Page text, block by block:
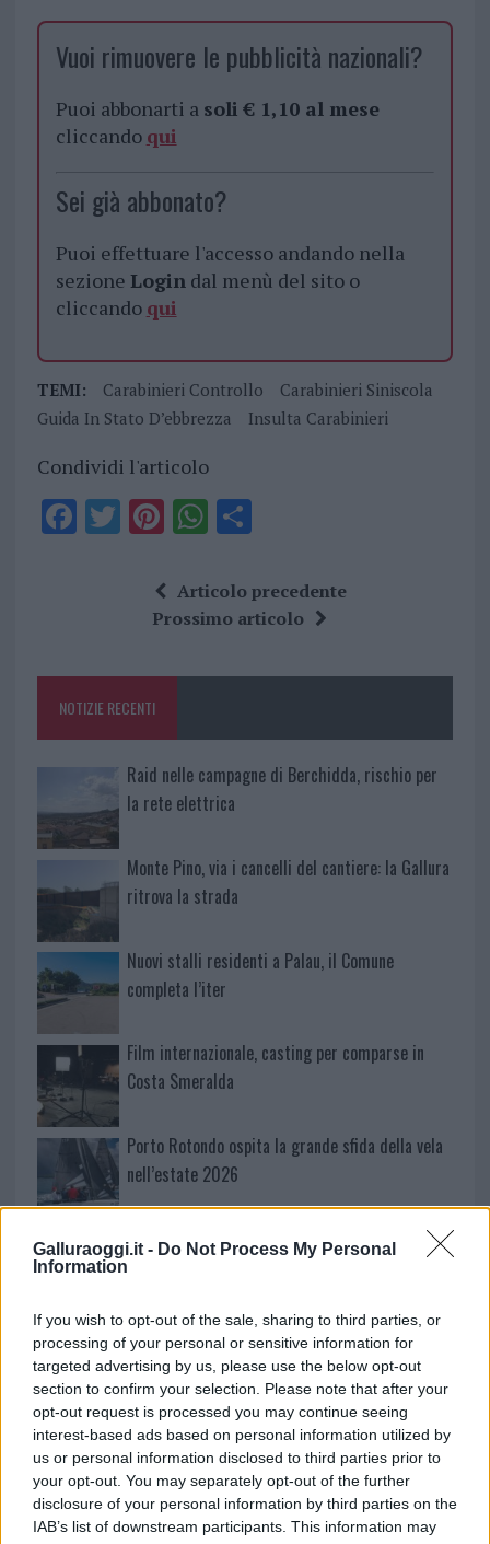
Galluraoggi.it - Do Not Process My Personal
Information
If you wish to opt-out of the sale, sharing to third parties, or
processing of your personal or sensitive information for
targeted advertising by us, please use the below opt-out
section to confirm your selection. Please note that after your
opt-out request is processed you may continue seeing
interest-based ads based on personal information utilized by
us or personal information disclosed to third parties prior to
your opt-out. You may separately opt-out of the further
disclosure of your personal information by third parties on the
IAB’s list of downstream participants. This information may
Vuoi rimuovere le pubblicità nazionali?
Puoi abbonarti a soli € 1,10 al mese
cliccando qui
Sei già abbonato?
Puoi effettuare l'accesso andando nella
sezione Logindal menù del sito o
cliccando qui
TEMI: Carabinieri Controllo
Carabinieri Siniscola
Guida In Stato D’ebbrezza
Insulta Carabinieri
Condividi l'articolo
F
o
k
T Pi
te
re
W
at
s
p
S
a
re
Articolo precedente
Prossimo articolo
NOTIZIE RECENTI
Raid nelle campagne di Berchidda, rischio per
la rete elettrica
Monte Pino, via i cancelli del cantiere: la Gallura
ritrova la strada
Nuovi stalli residenti a Palau, il Comune
completa l’iter
Film internazionale, casting per comparse in
Costa Smeralda
Porto Rotondo ospita la grande sfida della vela
nell’estate 2026
Controlli all’aeroporto di Olbia, sequestrati
caviale e sabbia rubata
Migliori cliniche di estetica medicale avanzata
in Europa: classifica dei 5 centri di riferimento
pe…